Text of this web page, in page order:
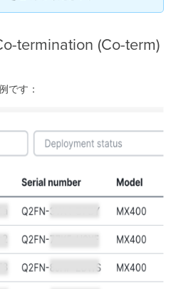
termination (Co-term)
です：